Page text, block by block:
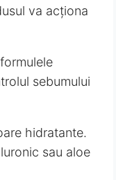
va acționa
sebumului
hidratante.
sau aloe